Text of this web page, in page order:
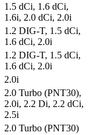
1.5 dCi, 1.6 dCi,
1.6i, 2.0 dCi, 2.0i
1.2 DIG-T, 1.5 dCi,
1.6 dCi, 2.0i
1.2 DIG-T, 1.5 dCi,
1.6 dCi, 2.0i
2.0i
2.0 Turbo (PNT30),
2.0i, 2.2 Di, 2.2 dCi,
2.5i
2.0 Turbo (PNT30)